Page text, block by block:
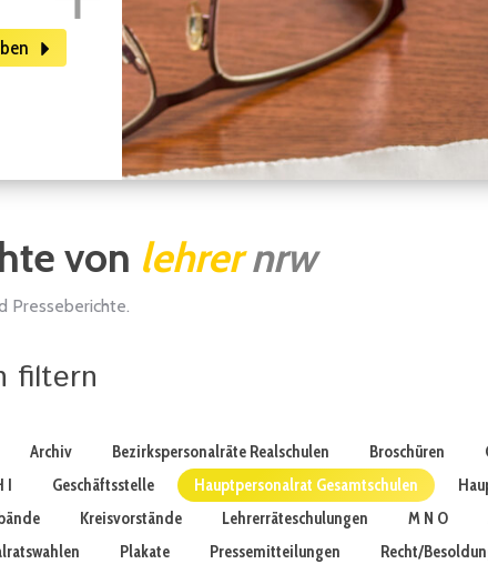
von lehrernrw
Presseberichte.
filtern
Archiv Bezirkspersonalräte Realschulen Broschüren
I Geschäftsstelle Hauptpersonalrat Gesamtschulen
Kreisvorstände Lehrerräteschulungen M N O
Plakate Pressemitteilungen Recht/